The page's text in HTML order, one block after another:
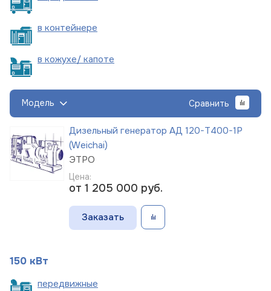
в контейнере
в кожухе/ капоте
Модель Сравнить
Дизельный генератор АД 120-Т400-1Р
(Weichai)
ЭТРО
Цена:
от 1 205 000 руб.
Заказать
150 кВт
передвижные